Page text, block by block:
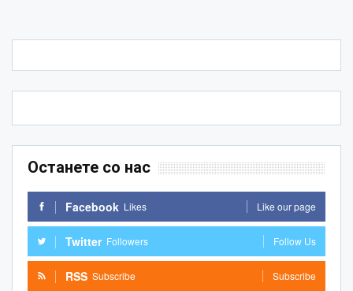
Останете со нас
Facebook Likes Like our page
Twitter Followers Follow Us
RSS Subscribe Subscribe